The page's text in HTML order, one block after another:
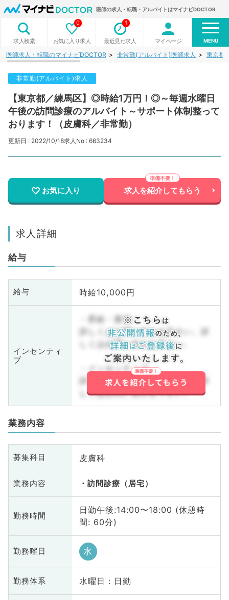
医師の求人・転職・アルバイトはマイナビDOCTOR
求人検索 お気に入り求人
0
最近見た求人
1
マイページ MENU
医師求人・転職のマイナビDOCTOR 非常勤(アルバイト)医師求人 東京都
非常勤(アルバイト)求人
【東京都／練馬区】◎時給1万円！◎～毎週水曜日
午後の訪問診療のアルバイト～サポート体制整って
おります！（皮膚科／非常勤）
更新日 : 2022/10/18求人No : 663234
お気に入り 求人を紹介してもらう
求人詳細
給与
給与 時給10,000円
インセンティ
ブ
・昇給・賞与
詳しくはお問い合わせ下さい。詳
しくはお問い合わせ下さい。
・インセンティブ
詳しくはお問い合わせ下さい。詳
しくはお問い合わせ下さい。
業務内容
募集科目 皮膚科
業務内容 訪問診療（居宅）
勤務時間
日勤午後:14:00〜18:00 (休憩時
間: 60分)
勤務曜日 水
勤務体系 水曜日 : 日勤